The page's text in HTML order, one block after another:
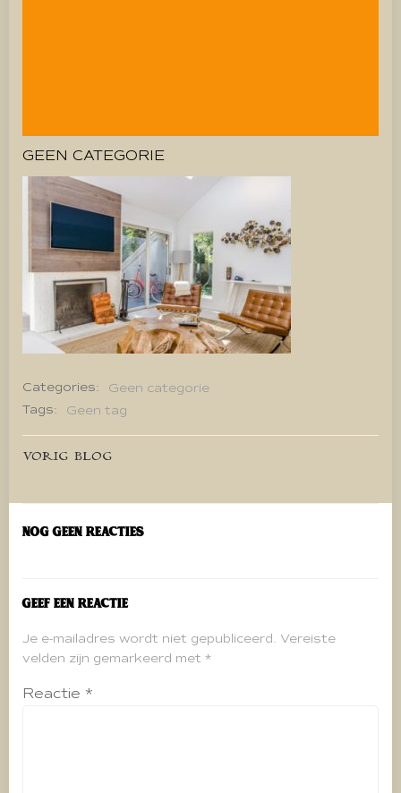
GEEN CATEGORIE
Categories:
Geen categorie
Tags:
Geen tag
Bericht
navigatie
VORIG BLOG
Nog geen reacties
Geef een reactie
Je e-mailadres wordt niet gepubliceerd. Vereiste
velden zijn gemarkeerd met *
Reactie *